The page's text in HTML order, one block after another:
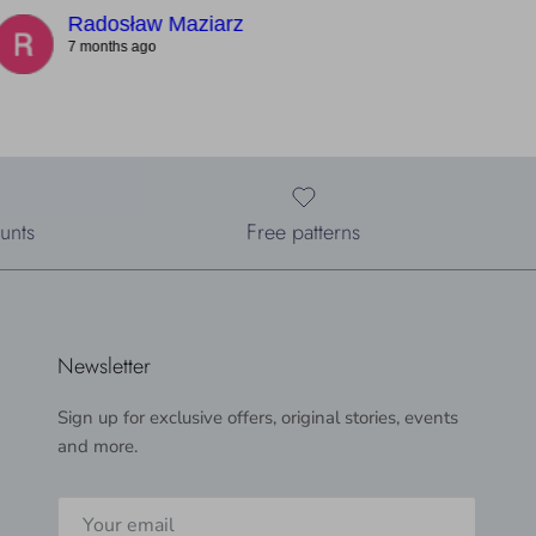
Radosław Maziarz
7 months ago
Free patterns
Newsletter
Sign up for exclusive offers, original stories, events
and more.